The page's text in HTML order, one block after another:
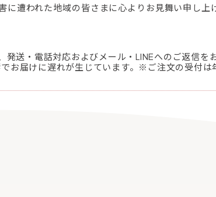
に遭われた地域の皆さまに心よりお見舞い申し上
送・電話対応およびメール・LINEへのご返信を
お届けに遅れが生じています。※ご注文の受付は